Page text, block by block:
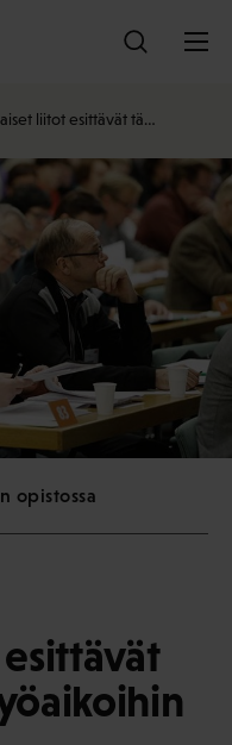
liitot esittävät tä…
opistossa